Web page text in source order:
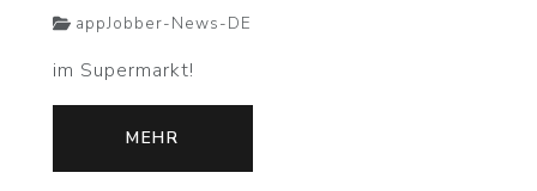
appJobber-News-DE
im Supermarkt!
MEHR